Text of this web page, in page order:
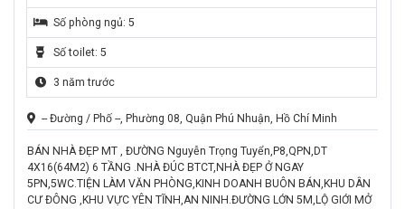
Số phòng ngủ: 5
Số toilet: 5
3 năm trước
-- Đường / Phố --, Phường 08, Quận Phú Nhuận, Hồ Chí Minh
BÁN NHÀ ĐẸP MT , ĐƯỜNG Nguyễn Trọng Tuyển,P8,QPN,DT
4X16(64M2) 6 TẦNG .NHÀ ĐÚC BTCT,NHÀ ĐẸP Ở NGAY
5PN,5WC.TIỆN LÀM VĂN PHÒNG,KINH DOANH BUÔN BÁN,KHU DÂN
CƯ ĐÔNG ,KHU VỰC YÊN TĨNH,AN NINH.ĐƯỜNG LỚN 5M,LỘ GIỚI MỞ